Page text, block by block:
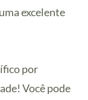
excelente
por
Você pode